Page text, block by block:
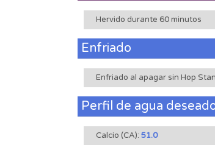
Hervido durante 60 minutos
Enfriado
Enfriado al apagar sin Hop
Perfil de agua
Calcio (CA): 51.0